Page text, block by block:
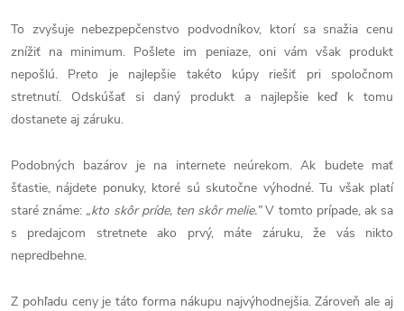
To zvyšuje nebezpepčenstvo podvodníkov, ktorí sa snažia cenu
znížiť na minimum. Pošlete im peniaze, oni vám však produkt
nepošlú. Preto je najlepšie takéto kúpy riešiť pri spoločnom
stretnutí. Odskúšať si daný produkt a najlepšie keď k tomu
dostanete aj záruku.
Podobných bazárov je na internete neúrekom. Ak budete mať
šťastie, nájdete ponuky, ktoré sú skutočne výhodné. Tu však platí
staré známe: „kto skôr príde, ten skôr melie.”V tomto prípade, ak sa
s predajcom stretnete ako prvý, máte záruku, že vás nikto
nepredbehne.
Z pohľadu ceny je táto forma nákupu najvýhodnejšia. Zároveň ale aj